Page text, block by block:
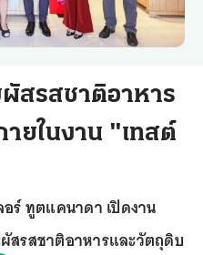
สรสชาติอาหาร
ยในงาน "เทสต์
ร์ ทูตแคนาดา เปิดงาน
สรสชาติอาหารและวัตถุดิบ